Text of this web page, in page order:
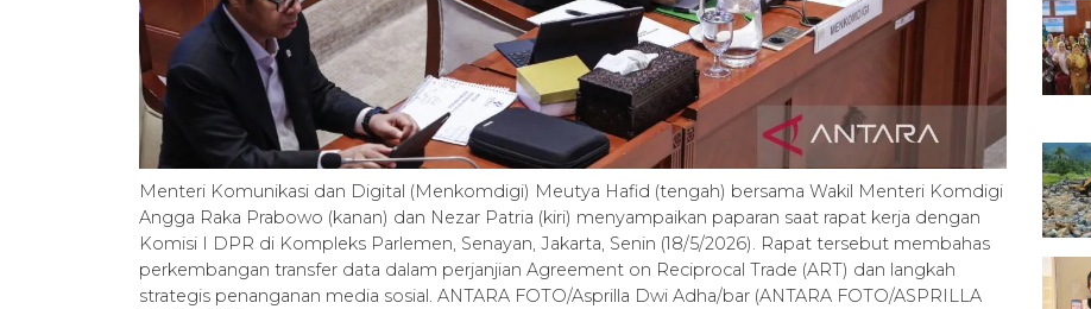
Menteri Komunikasi dan Digital (Menkomdigi) Meutya Hafid (tengah) bersama Wakil Menteri Komdigi
Angga Raka Prabowo (kanan) dan Nezar Patria (kiri) menyampaikan paparan saat rapat kerja dengan
Komisi I DPR di Kompleks Parlemen, Senayan, Jakarta, Senin (18/5/2026). Rapat tersebut membahas
perkembangan transfer data dalam perjanjian Agreement on Reciprocal Trade (ART) dan langkah
strategis penanganan media sosial. ANTARA FOTO/Asprilla Dwi Adha/bar (ANTARA FOTO/ASPRILLA